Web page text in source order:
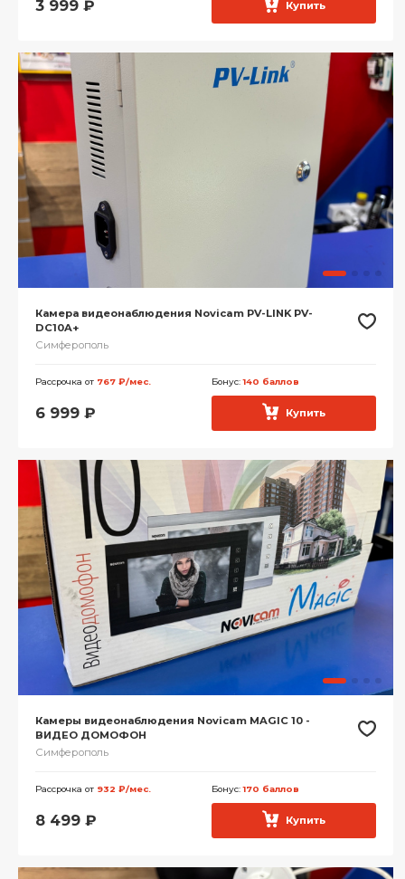
3 999 ₽ Купить
Камера видеонаблюдения Novicam PV-LINK PV-
DC10A+
Симферополь
Рассрочка от 767 ₽/мес. Бонус:140 баллов
6 999 ₽ Купить
Камеры видеонаблюдения Novicam MAGIC 10 -
ВИДЕО ДОМОФОН
Симферополь
Рассрочка от 932 ₽/мес. Бонус:170 баллов
8 499 ₽ Купить